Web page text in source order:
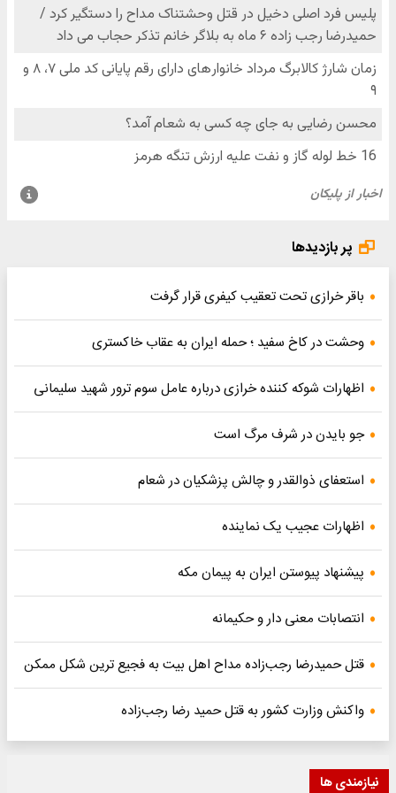
پر بازدیدها
باقر خرازی تحت تعقیب کیفری قرار گرفت
وحشت در کاخ سفید ؛ حمله ایران به عقاب خاکستری
اظهارات شوکه کننده خرازی درباره عامل سوم ترور شهید سلیمانی
جو بایدن در شرف مرگ است
استعفای ذوالقدر و چالش پزشکیان در شعام
اظهارات عجیب یک نماینده
پیشنهاد پیوستن ایران به پیمان مکه
انتصابات معنی دار و حکیمانه
قتل حمیدرضا رجب‌زاده مداح اهل بیت به فجیع ترین شکل ممکن
واکنش وزارت کشور به قتل حمید رضا رجب‌زاده
نیازمندی ها